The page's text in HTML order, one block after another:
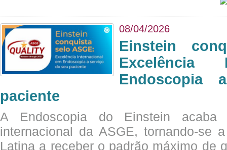
08/04/2026
Einstein
Excelência
Endoscopia
paciente
A Endoscopia do Einstein
internacional da ASGE, tornando-se
Latina a receber o padrão máximo de